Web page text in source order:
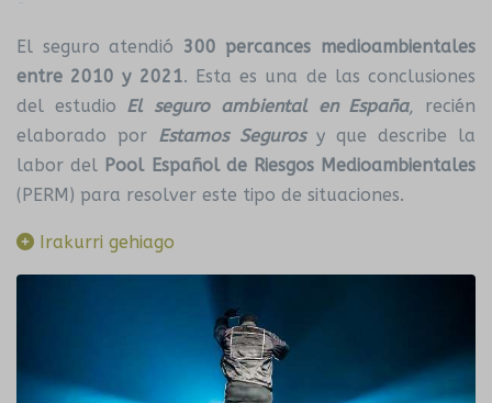
El seguro atendió 300 percances medioambientales
entre 2010 y 2021. Esta es una de las conclusiones
del estudio El seguro ambiental en España, recién
elaborado por Estamos Segurosy que describe la
labor del Pool Español de Riesgos Medioambientales
(PERM) para resolver este tipo de situaciones.
Irakurri gehiago